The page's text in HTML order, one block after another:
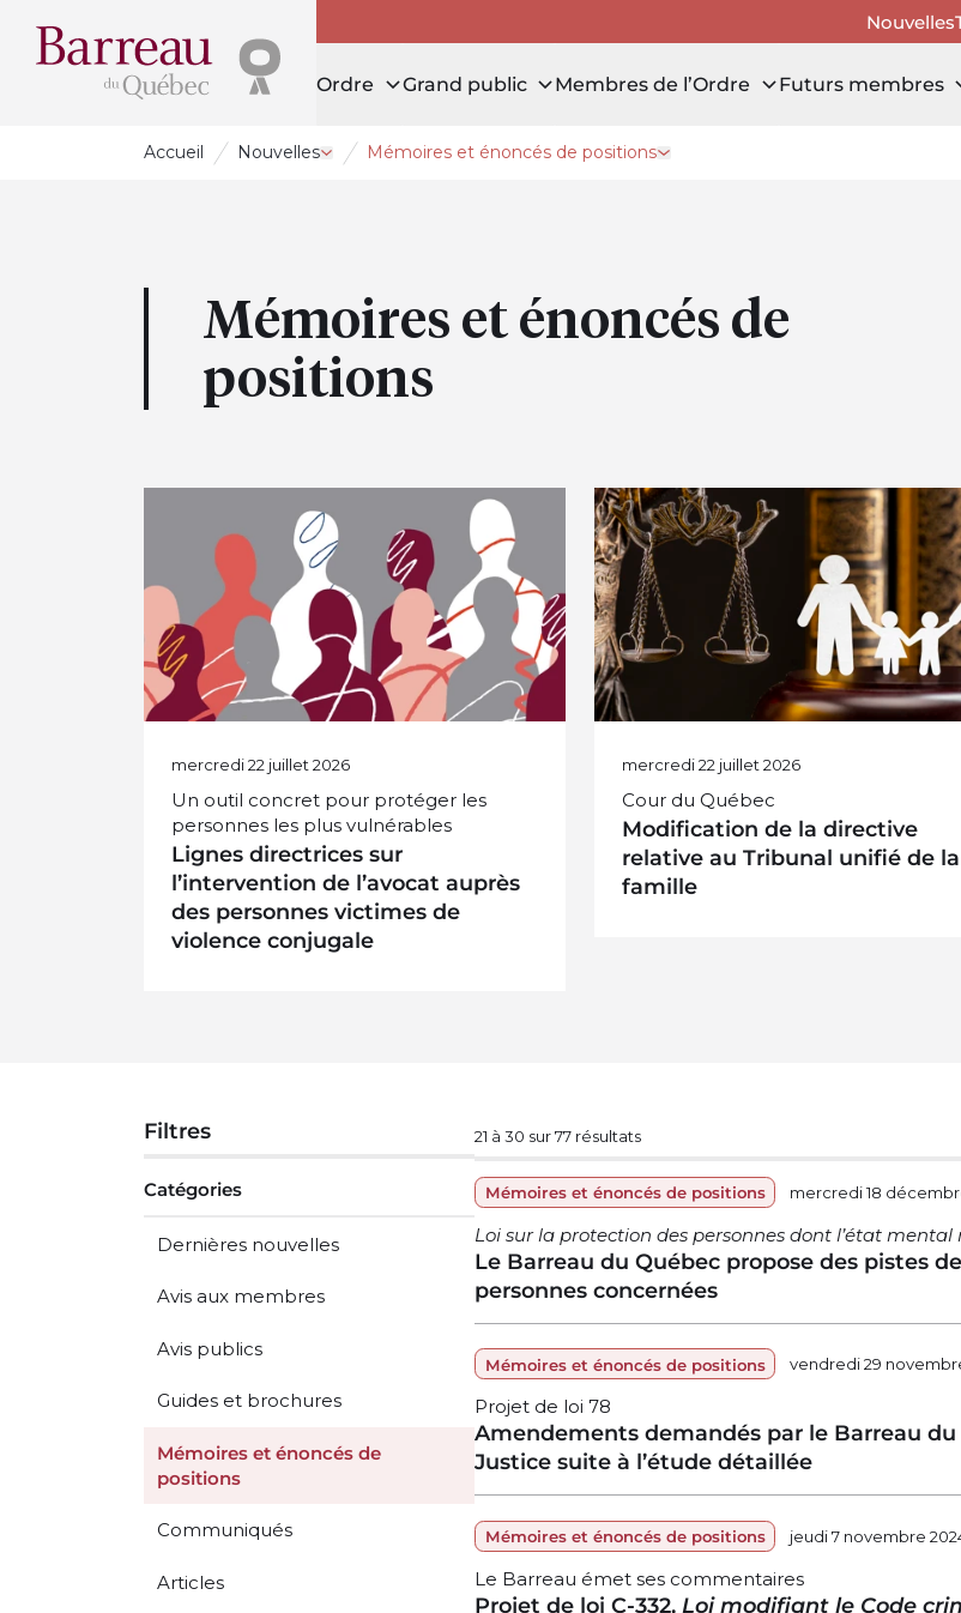
Nouvelles
Ordre Grand public Membres de l’Ordre Futurs membres
Accueil Nouvelles Ouvrir le tiroir Nouvelles
Mémoires et énoncés de positions Ouvrir le tiroir Mémoires et énoncés
Mémoires et énoncés de
positions
mercredi 22 juillet 2026
Un outil concret pour protéger les
personnes les plus vulnérables
Lignes directrices sur
l’intervention de l’avocat auprès
des personnes victimes de
violence conjugale
mercredi 22 juillet 2026
Cour du Québec
Modification de la directive
relative au Tribunal unifié de la
famille
Filtres
Catégories
Dernières nouvelles
Avis aux membres
Avis publics
Guides et brochures
Mémoires et énoncés de
positions
Communiqués
Articles
21 à 30 sur 77 résultats
Mémoires et énoncés de positions mercredi 18
Loi sur la protection des personnes dont l’état
Le Barreau du Québec propose des pistes
personnes concernées
Mémoires et énoncés de positions vendredi 29
Projet de loi 78
Amendements demandés par le Barreau
Justice suite à l’étude détaillée
Mémoires et énoncés de positions jeudi 7 novembre
Le Barreau émet ses commentaires
Projet de loi C-332, Loi modifiant le Code